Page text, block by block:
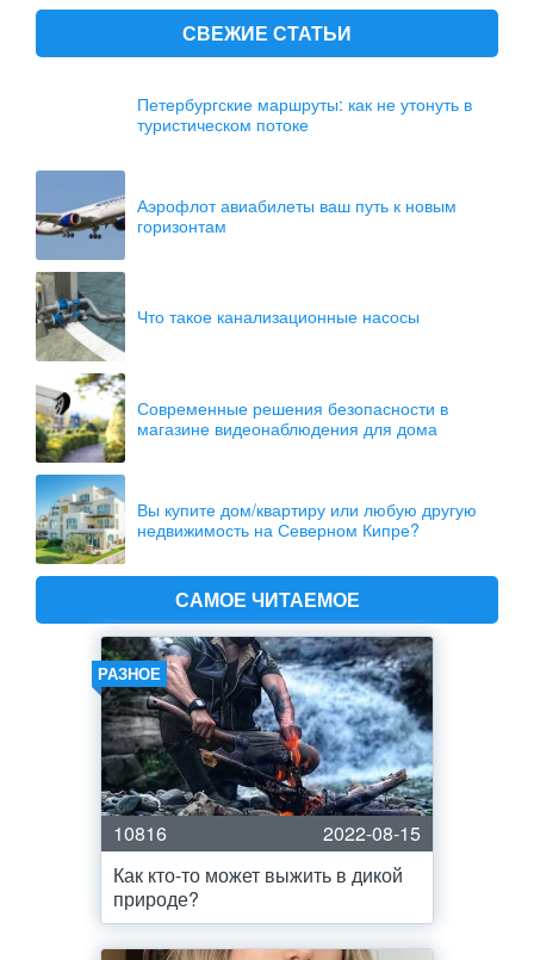
СВЕЖИЕ СТАТЬИ
Петербургские маршруты: как не утонуть в
туристическом потоке
Аэрофлот авиабилеты ваш путь к новым
горизонтам
Что такое канализационные насосы
Современные решения безопасности в
магазине видеонаблюдения для дома
Вы купите дом/квартиру или любую другую
недвижимость на Северном Кипре?
САМОЕ ЧИТАЕМОЕ
РАЗНОЕ
10816
2022-08-15
Как кто-то может выжить в дикой
природе?